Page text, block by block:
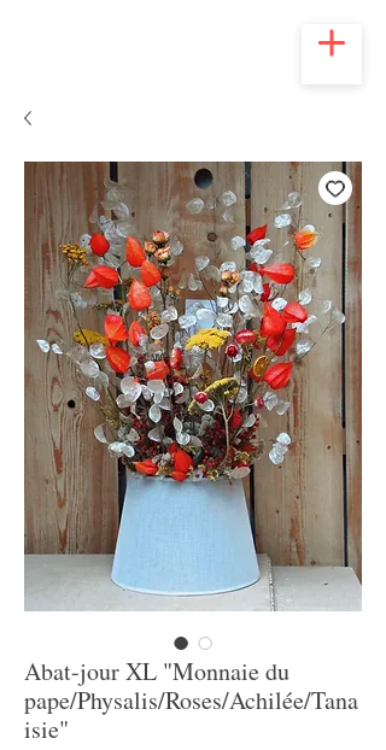
Abat-jour XL "Monnaie du
pape/Physalis/Roses/Achilée/Tana
isie"